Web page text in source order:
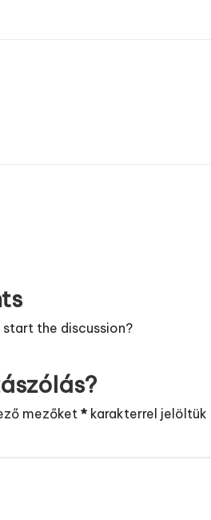
start the discussion?
mezőket *karakterrel jelöltük